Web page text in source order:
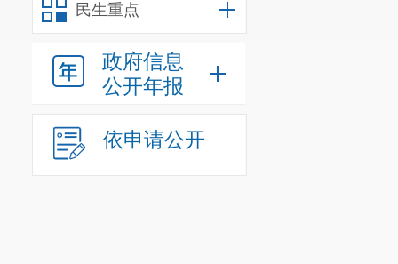
民生重点
政府信息
公开年报
依申请公开